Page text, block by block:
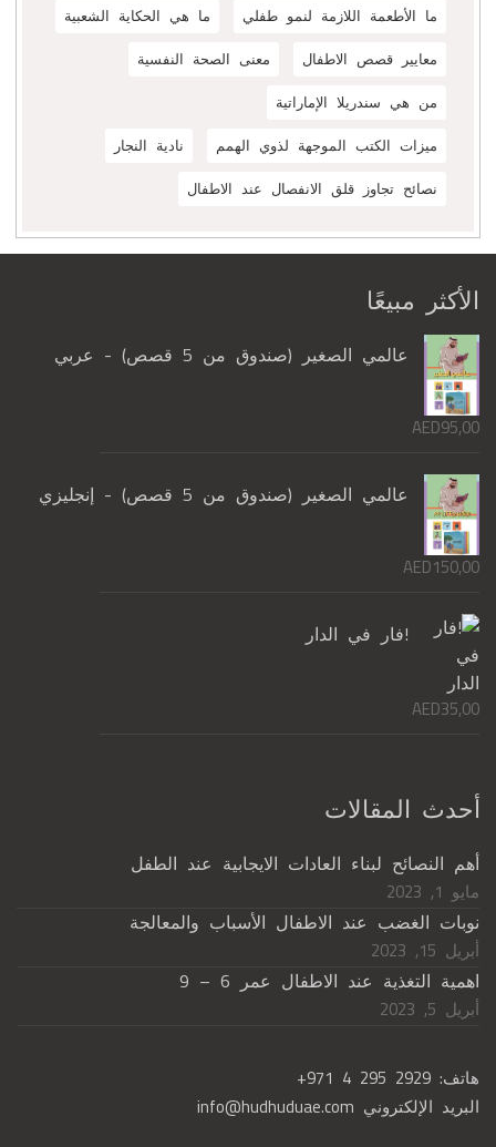
ما الأطعمة اللازمة لنمو طفلي
ما هي الحكاية الشعبية
معايير قصص الاطفال
معنى الصحة النفسية
من هي سندريلا الإماراتية
ميزات الكتب الموجهة لذوي الهمم
نادية النجار
نصائح تجاوز قلق الانفصال عند الاطفال
الأكثر مبيعًا
عالمي الصغير (صندوق من 5 قصص) - عربي
AED95,00
عالمي الصغير (صندوق من 5 قصص) - إنجليزي
AED150,00
!فار في الدار
AED35,00
أحدث المقالات
أهم النصائح لبناء العادات الايجابية عند الطفل
مايو 1, 2023
نوبات الغضب عند الاطفال الأسباب والمعالجة
أبريل 15, 2023
اهمية التغذية عند الاطفال عمر 6 – 9
أبريل 5, 2023
هاتف: +971 4 295 2929
البريد الإلكتروني info@hudhuduae.com